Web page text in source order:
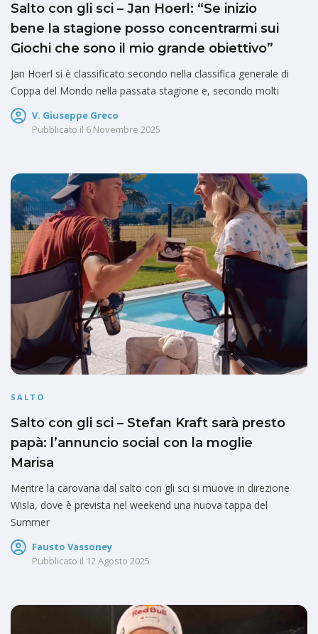
Salto con gli sci – Jan Hoerl: “Se inizio
bene la stagione posso concentrarmi sui
Giochi che sono il mio grande obiettivo”
Jan Hoerl si è classificato secondo nella classifica generale di
Coppa del Mondo nella passata stagione e, secondo molti
V. Giuseppe Greco
Pubblicato il 6 Novembre 2025
SALTO
Salto con gli sci – Stefan Kraft sarà presto
papà: l’annuncio social con la moglie
Marisa
Mentre la carovana dal salto con gli sci si muove in direzione
Wisla, dove è prevista nel weekend una nuova tappa del
Summer
Fausto Vassoney
Pubblicato il 12 Agosto 2025